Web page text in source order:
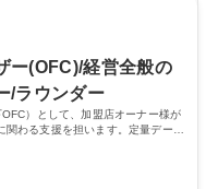
グへと繋げていきます。 募
OFC）/経営全般のカウン
て働く制度 ※エリア内転勤
度 ・育児や介護等にて、
ー(OFC)/経営全般の
/ラウンダー
）として、加盟店オーナー様が
わる支援を担います。定量データ